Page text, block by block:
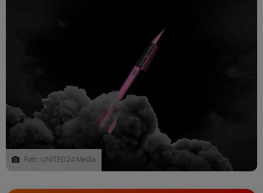
Foto: UNITED24 Media